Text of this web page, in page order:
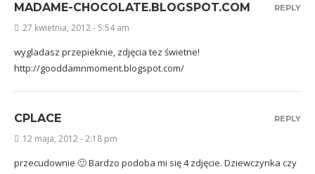
MADAME-CHOCOLATE.BLOGSPOT.COM
27 kwietnia, 2012 - 5:54 am
wygladasz przepieknie, zdjęcia tez świetne!
http://gooddamnmoment.blogspot.com/
REPLY
CPLACE
12 maja, 2012 - 2:18 pm
przecudownie 🙂 Bardzo podoba mi się 4 zdjęcie. Dziewczynka czy
REPLY